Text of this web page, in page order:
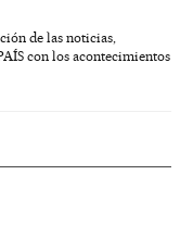
de las noticias,
con los acontecimientos